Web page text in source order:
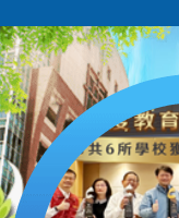
到
主
要
內
容
區